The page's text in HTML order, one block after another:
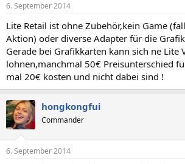
6. September 2014
Lite Retail ist ohne Zubehör,kein Game
Aktion) oder diverse Adapter für die
Gerade bei Grafikkarten kann sich ne Lite
lohnen,manchmal 50€ Preisunterschied
mal 20€ kosten und nicht dabei sind !
hongkongfui
Commander
6. September 2014